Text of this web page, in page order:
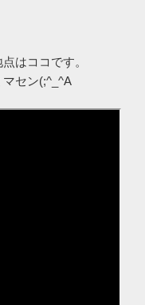
はココです。
セン(;^_^A